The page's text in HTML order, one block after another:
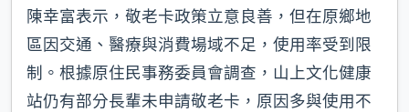
陳幸富表示，敬老卡政策立意良善，但在原鄉地
區因交通、醫療與消費場域不足，使用率受到限
制。根據原住民事務委員會調查，山上文化健康
站仍有部分長輩未申請敬老卡，原因多與使用不